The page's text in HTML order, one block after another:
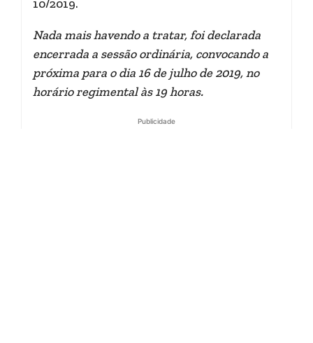
10/2019.
Nada mais havendo a tratar, foi declarada
encerrada a sessão ordinária, convocando a
próxima para o dia 16 de julho de 2019, no
horário regimental às 19 horas.
Publicidade